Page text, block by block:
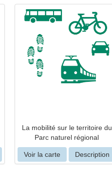
La mobilité sur le territoire du
Parc naturel régional
Voir la carte Description